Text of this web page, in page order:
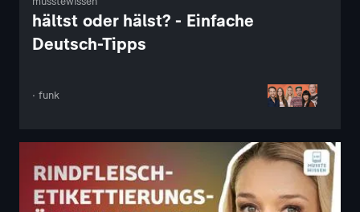
hältst oder hälst? - Einfache
Deutsch-Tipps
· funk